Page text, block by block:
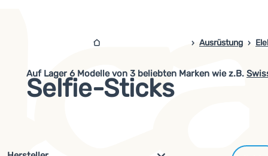
4campingshop.de
Ausrüstung
Selfie-Sticks
Auf Lager6 Modelle von 3 beliebten Marken wie z.B.